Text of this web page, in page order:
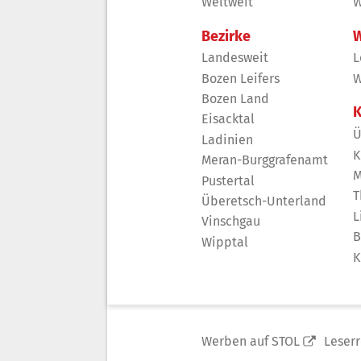
Bezirke
Landesweit
Bozen Leifers
Bozen Land
Eisacktal
Ladinien
Meran-Burggrafenamt
Pustertal
Überetsch-Unterland
Vinschgau
Wipptal
Werben auf STOL